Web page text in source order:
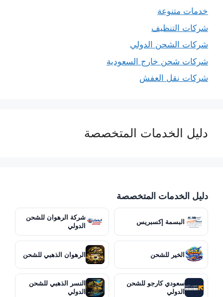
خدمات متنوعة
شركات التنظيف
شركات الشحن الدولي
شركات شحن خارج السعودية
شركات نقل العفش
دليل الخدمات المتخصصة
دليل الخدمات المتخصصة
البسمة إكسبريس
شركة الرهوان للشحن
الدولي
الخير للشحن الرهوان الذهبي للشحن
سعودي كارجو للشحن
الدولي
النسر الذهبي للشحن
الدولي